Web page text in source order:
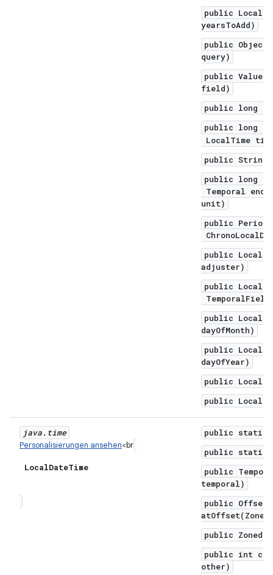
public
yearsToAdd)
public Object
query)
public
field)
public long
public long
LocalTime
public String
public long
Temporal
unit)
public
public
adjuster)
public
public
dayOfMonth)
public
dayOfYear)
public
public
java. time
Personalisierungen ansehen<br
LocalDateTime
public static
public static
public
temporal)
public
public
public int
other)